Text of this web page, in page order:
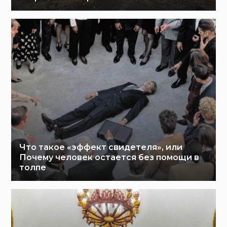
Что такое «эффект свидетеля», или
Почему человек остается без помощи в
толпе